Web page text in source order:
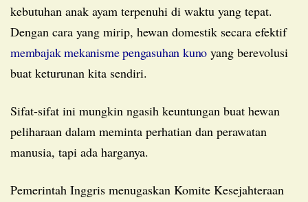
kebutuhan anak ayam terpenuhi di waktu yang tepat.
Dengan cara yang mirip, hewan domestik secara efektif
membajak mekanisme pengasuhan kuno yang berevolusi
buat keturunan kita sendiri.
Sifat-sifat ini mungkin ngasih keuntungan buat hewan
peliharaan dalam meminta perhatian dan perawatan
manusia, tapi ada harganya.
Pemerintah Inggris menugaskan Komite Kesejahteraan